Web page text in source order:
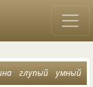
глупый умный